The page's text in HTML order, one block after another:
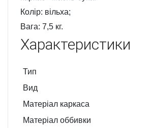
Колір: вільха;
Вага: 7,5 кг.
Характеристики
Тип
Вид
Матеріал каркаса
Матеріал оббивки